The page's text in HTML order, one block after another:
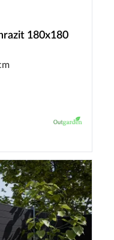
180x180